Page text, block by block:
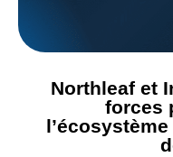
Northleaf et
forces